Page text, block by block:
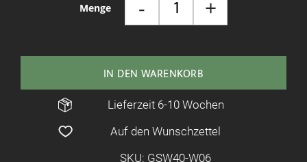
Menge - +
IN DEN WARENKORB
Lieferzeit 6-10 Wochen
Auf den Wunschzettel
SKU: GSW40-W06